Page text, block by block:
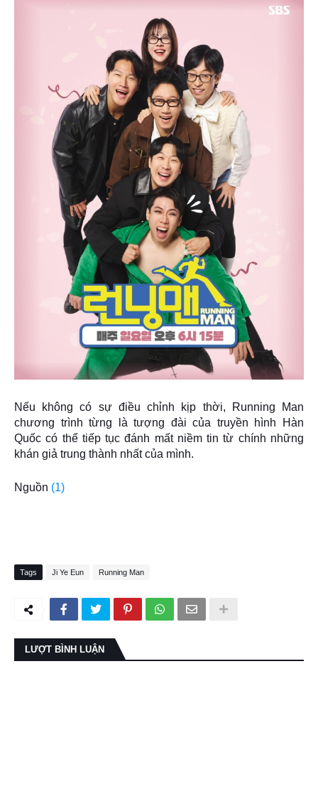
Nếu không có sự điều chỉnh kịp thời, Running Man
chương trình từng là tượng đài của truyền hình Hàn
Quốc có thể tiếp tục đánh mất niềm tin từ chính những
khán giả trung thành nhấtcủa mình.
Nguồn (1)
Tags Ji Ye Eun Running Man
LƯỢT BÌNH LUẬN